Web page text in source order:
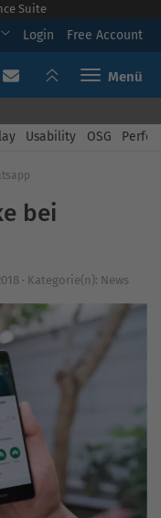
Suite
Login Free Account
Toggle
Usability OSG
bei
· Kategorie(n): News